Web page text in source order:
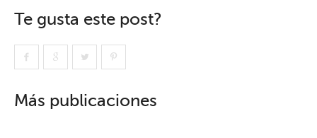
Te gusta este post?
Más publicaciones